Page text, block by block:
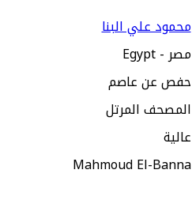
محمود علي البنا
مصر - Egypt
حفص عن عاصم
المصحف المرتل
عالية
Mahmoud El-Banna